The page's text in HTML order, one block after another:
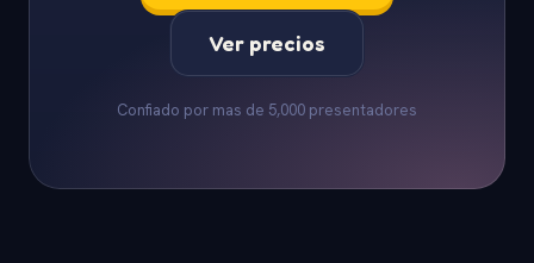
Ver precios
Confiado por mas de 5,000 presentadores